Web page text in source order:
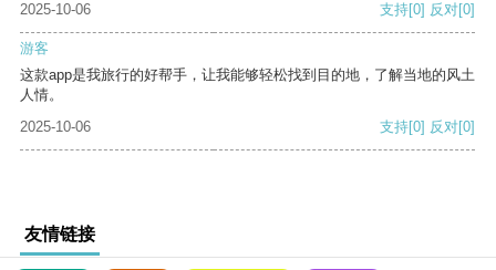
2025-10-06 支持[0] 反对[0]
游客
这款app是我旅行的好帮手，让我能够轻松找到目的地，了解当地的风土
人情。
2025-10-06
支持[0] 反对[0]
友情链接